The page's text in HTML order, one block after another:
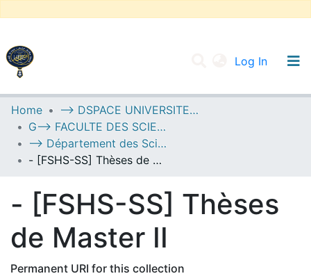
Log In
UNIVERSITY OF D.L SIDI BEL ABBES
Communities & Collections
All of DSpace
Home
--> DSPACE UNIVERSITE DJILALLI LIABES DE SIDI BEL ABBES
G--> FACULTE DES SCIENCES HUMAINES ET SOCIALES
--> Département des Sciences Sociales
- [FSHS-SS] Thèses de Master II
- [FSHS-SS] Thèses
de Master II
Permanent URI for this collection